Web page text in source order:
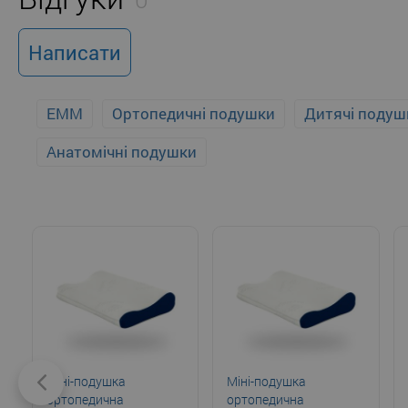
Написати
EMM Ортопедичні подушки
Дитячі
Анатомічні подушки
Міні-подушка
ортопедична
Міні-подушка
ортопедична